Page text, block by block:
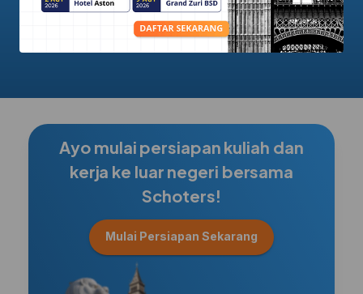
Ayo mulai persiapan kuliah dan
kerja ke luar negeri bersama
Schoters!
Mulai Persiapan Sekarang